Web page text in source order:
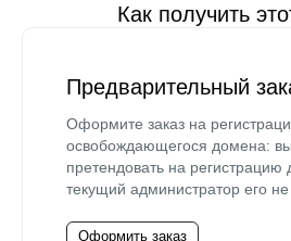
Как получить
Предварительный
Оформите заказ на
освобождающегося домена:
претендовать на регистрацию
текущий администратор его не
Оформить заказ